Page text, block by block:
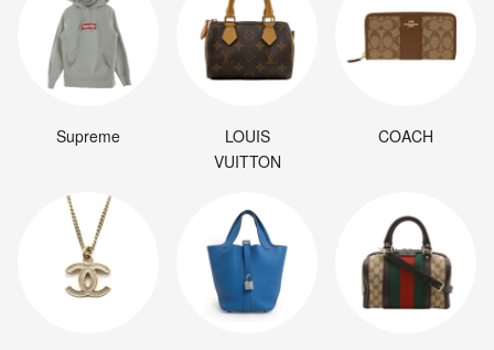
Supreme
LOUIS
VUITTON
COACH